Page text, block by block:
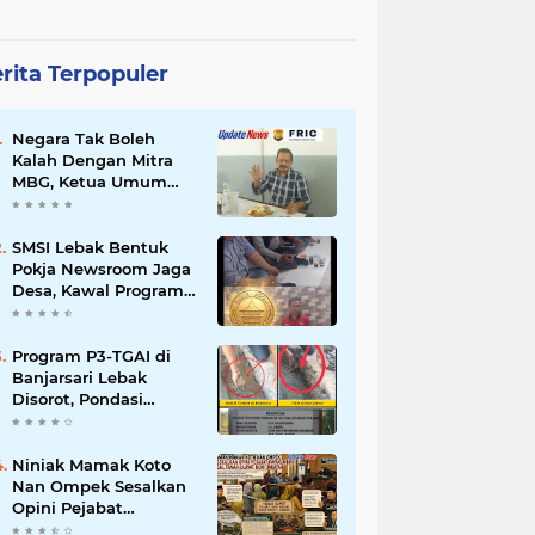
Terpopuler
Negara Tak Boleh
Kalah Dengan Mitra
MBG, Ketua Umum
APKLI-P: Silahkan
Kantin Sekolah
SMSI Lebak Bentuk
Pokja Newsroom Jaga
Desa, Kawal Program
Desa Agar Bisa Maju
Program P3-TGAI di
Banjarsari Lebak
Disorot, Pondasi
Diduga Terisi Tanah,
Sanksi Berat Hingga
Pidana
Niniak Mamak Koto
Nan Ompek Sesalkan
Opini Pejabat
Payakumbuh Soal